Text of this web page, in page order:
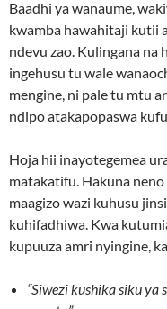
Baadhi ya wanaume,
kwamba hawahitaji kutii
ndevu zao. Kulingana na
ingehusu tu wale
mengine, ni pale tu mtu
ndipo atakapopaswa
Hoja hii inayotegemea
matakatifu. Hakuna neno
maagizo wazi kuhusu
kuhifadhiwa. Kwa
kupuuza amri nyingine,
“Siwezi kushika siku ya